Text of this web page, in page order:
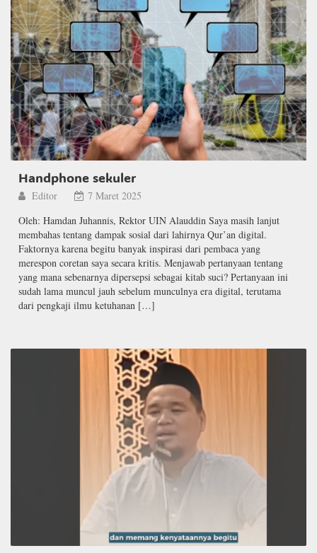
Handphone sekuler
Editor
7 Maret 2025
Oleh: Hamdan Juhannis, Rektor UIN Alauddin Saya masih lanjut
membahas tentang dampak sosial dari lahirnya Qur’an digital.
Faktornya karena begitu banyak inspirasi dari pembaca yang
merespon coretan saya secara kritis. Menjawab pertanyaan tentang
yang mana sebenarnya dipersepsi sebagai kitab suci? Pertanyaan ini
sudah lama muncul jauh sebelum munculnya era digital, terutama
dari pengkaji ilmu ketuhanan […]